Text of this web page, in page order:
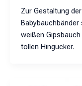
Zur Gestaltung
Babybauchbänder
weißen
tollen Hingucker.